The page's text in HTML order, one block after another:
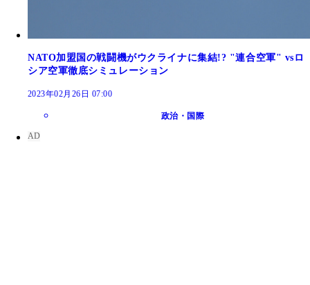
NATO加盟国の戦闘機がウクライナに集結!? "連合空軍" vsロ
シア空軍徹底シミュレーション
2023年02月26日 07:00
政治・国際